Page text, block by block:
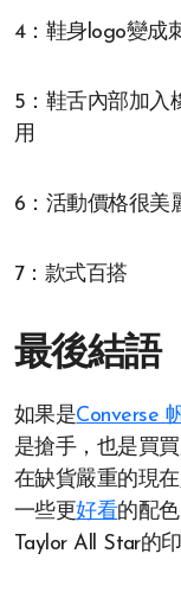
4：鞋身logo變成
5：鞋舌內部加入
用
6：活動價格很美
7：款式百搭
最後結語
如果是Converse
是搶手，也是買
在缺貨嚴重的現
一些更好看的配
Taylor All Star的印